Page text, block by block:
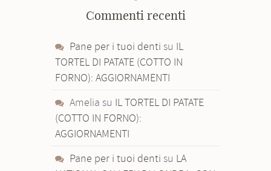
Commenti recenti
Pane per i tuoi denti su IL
TORTEL DI PATATE (COTTO IN
FORNO): AGGIORNAMENTI
Amelia su IL TORTEL DI PATATE
(COTTO IN FORNO):
AGGIORNAMENTI
Pane per i tuoi denti su LA